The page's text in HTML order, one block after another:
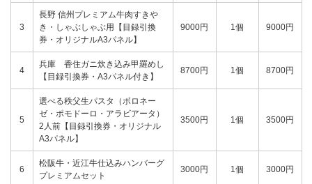
3
長野 信州プレミアム牛肉すきや
き・しゃぶしゃぶ用【目録引換
券・オリジナルA3パネル】
9000円 1個 9000円
4
兵庫 香住ガニ炊き込み甲羅めし
【目録引換券・A3パネル付き】
8700円 1個 8700円
5
選べる秩父生パスタ（ボロネー
ゼ・ポモドーロ・アラビアータ）
2人前【目録引換券・オリジナル
A3パネル】
3500円 1個 3500円
6
松阪牛・近江牛仕込みハンバーグ
プレミアムセット
3000円 1個 3000円